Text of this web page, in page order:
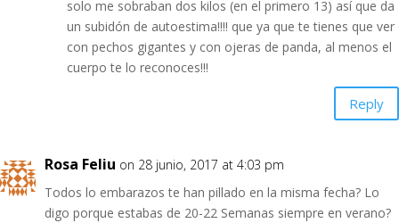
solo me sobraban dos kilos (en el primero 13) así que da
un subidón de autoestima!!!! que ya que te tienes que ver
con pechos gigantes y con ojeras de panda, al menos el
cuerpo te lo reconoces!!!
Reply
Rosa Feliu on 28 junio, 2017 at 4:03 pm
Todos lo embarazos te han pillado en la misma fecha? Lo
digo porque estabas de 20-22 Semanas siempre en verano?